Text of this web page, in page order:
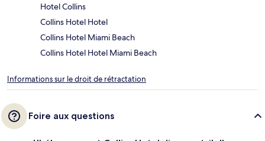
Hotel Collins
Collins Hotel Hotel
Collins Hotel Miami Beach
Collins Hotel Hotel Miami Beach
Informations sur le droit de rétractation
Foire aux questions